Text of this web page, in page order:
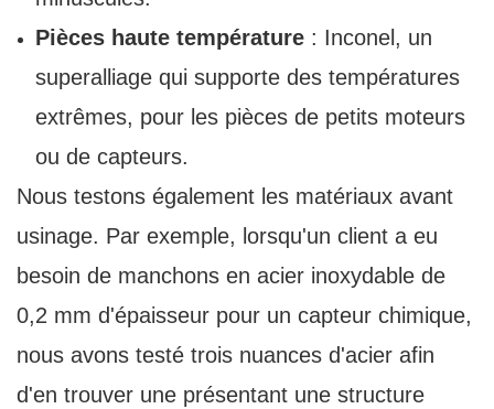
Pièces haute température: Inconel, un
superalliage qui supporte des températures
extrêmes, pour les pièces de petits moteurs
ou de capteurs.
Nous testons également les matériaux avant
usinage. Par exemple, lorsqu'un client a eu
besoin de manchons en acier inoxydable de
0,2 mm d'épaisseur pour un capteur chimique,
nous avons testé trois nuances d'acier afin
d'en trouver une présentant une structure